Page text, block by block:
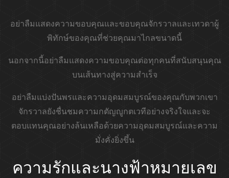
อย่าลืมแสดงความขอบคุณและขอบคุณจักรวาลและเทวดาผู้
พิทักษ์ของคุณที่ช่วยคุณมาไกลขนาดนี้
นอกจากนี้อย่าลืมแสดงความขอบคุณต่อทุกคนที่สนับสนุนคุณ
บนเส้นทางสู่ความสำเร็จ
อย่าลืมแบ่งปันพรและความอุดมสมบูรณ์ของคุณกับพวกเขา
จักรวาลยังชื่นชมความกตัญญูกตเวทีอย่างจริงใจและจะ
ตอบแทนคุณอย่างล้นเหลือด้วยความอุดมสมบูรณ์และความ
มั่งคั่งยิ่งขึ้น
ความรักและนางฟ้าหมายเลข